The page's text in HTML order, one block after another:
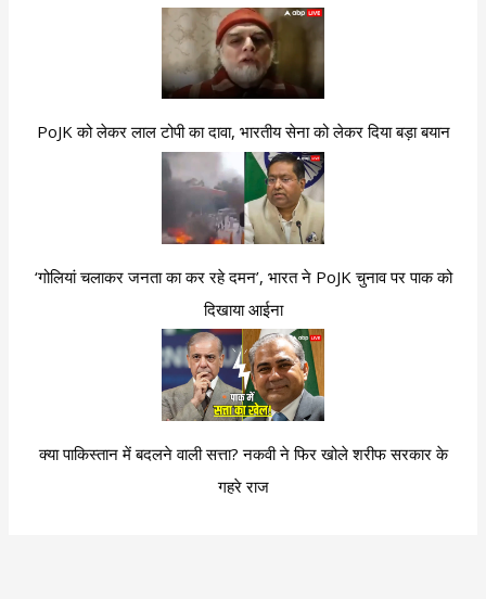
PoJK को लेकर लाल टोपी का दावा, भारतीय सेना को लेकर दिया बड़ा बयान
‘गोलियां चलाकर जनता का कर रहे दमन’, भारत ने PoJK चुनाव पर पाक को
दिखाया आईना
क्या पाकिस्तान में बदलने वाली सत्ता? नकवी ने फिर खोले शरीफ सरकार के
गहरे राज